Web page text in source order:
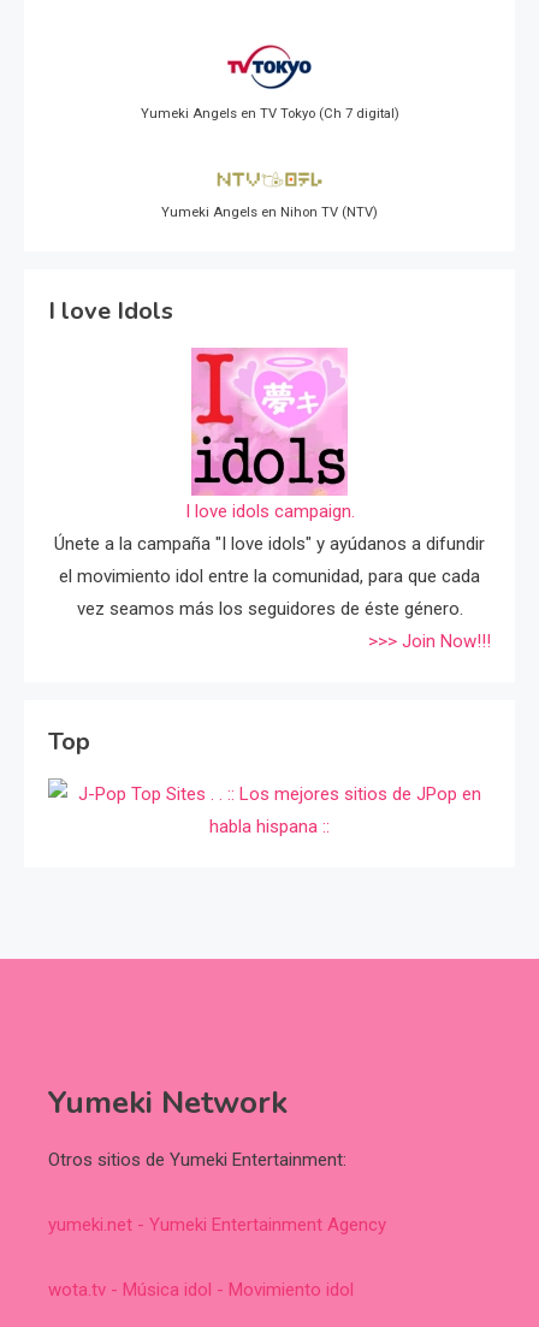
Yumeki Angels en TV Tokyo (Ch 7 digital)
Yumeki Angels en Nihon TV (NTV)
I love Idols
I love idols campaign.
Únete a la campaña "I love idols" y ayúdanos a difundir
el movimiento idol entre la comunidad, para que cada
vez seamos más los seguidores de éste género.
>>> Join Now!!!
Top
Yumeki Network
Otros sitios de Yumeki Entertainment:
yumeki.net - Yumeki Entertainment Agency
wota.tv - Música idol - Movimiento idol